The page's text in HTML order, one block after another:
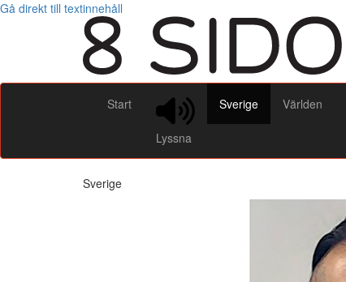
Gå direkt till textinnehåll
Start
Lyssna
Sverige Världen
Sverige